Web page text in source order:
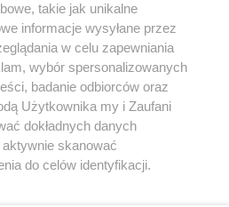
takie jak unikalne
informacje wysyłane przez
w celu zapewniania
wybór spersonalizowanych
badanie odbiorców oraz
Użytkownika my i Zaufani
dokładnych danych
skanować
do celów identyfikacji.